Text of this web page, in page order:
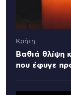
Κρήτη
Βαθιά θλίψη
που έφυγε